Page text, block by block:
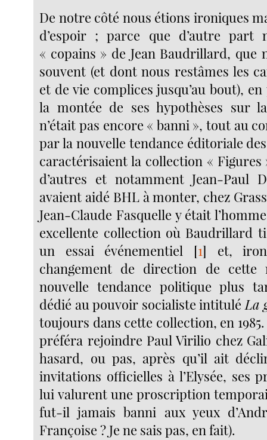
De notre côté nous étions ironiques
d’espoir ; parce que d’autre part
« copains » de Jean Baudrillard, que
souvent (et dont nous restâmes les
et de vie complices jusqu’au bout),
la montée de ses hypothèses sur
n’était pas encore « banni », tout au
par la nouvelle tendance éditoriale
caractérisaient la collection « Figures
d’autres et notamment Jean-Paul
avaient aidé BHL à monter, chez
Jean-Claude Fasquelle y était
excellente collection où Baudrillard
un essai événementiel [1] et,
changement de direction de cette
nouvelle tendance politique plus
dédié au pouvoir socialiste intituléLa
toujours dans cette collection, en
préféra rejoindre Paul Virilio chez
hasard, ou pas, après qu’il ait
invitations officielles à l’Elysée, ses
lui valurent une proscription
fut-il jamais banni aux yeux
Françoise ? Je ne sais pas, en fait).